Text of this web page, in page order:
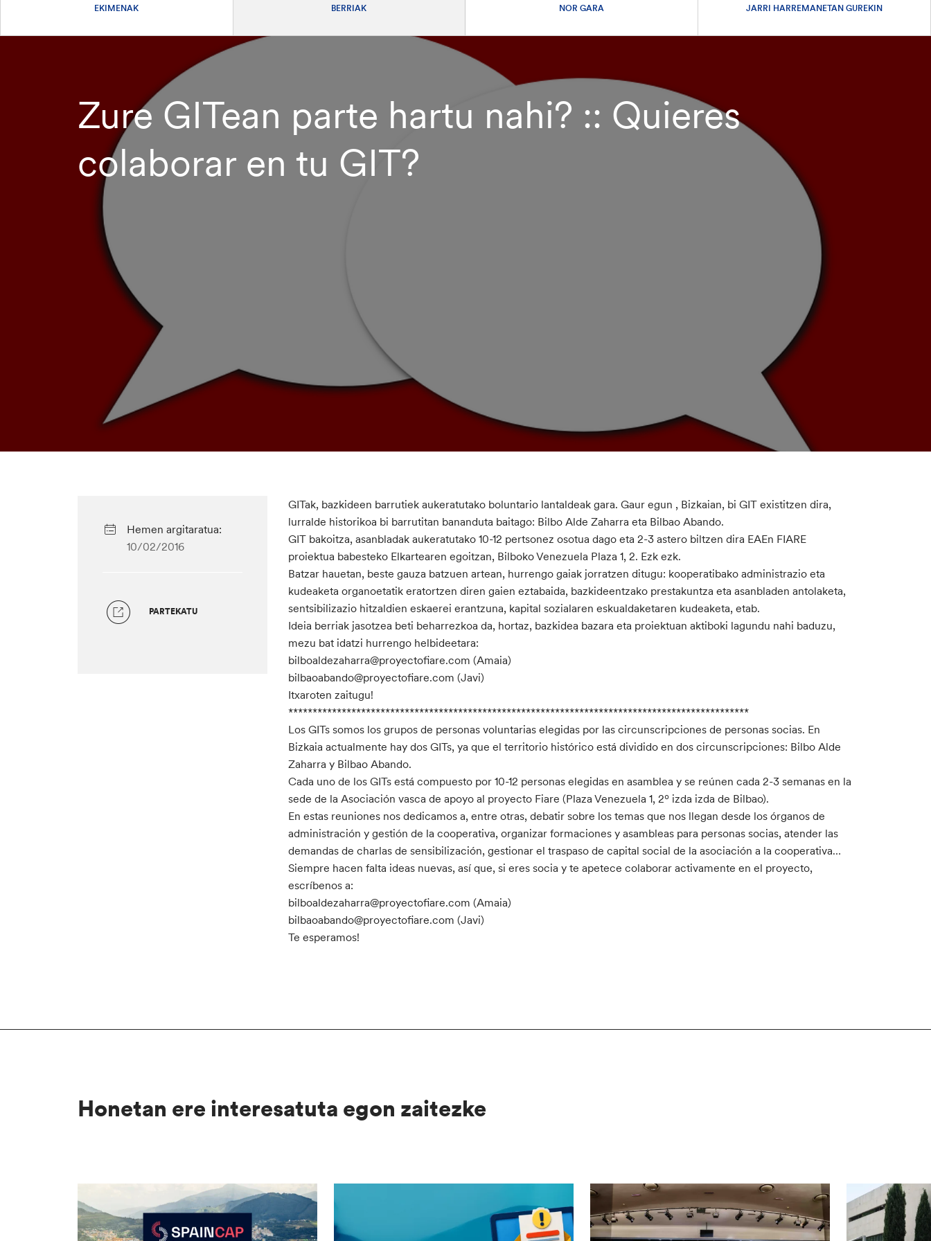
EKIMENAK BERRIAK NOR GARA JARRI HARREMANETAN GUREKIN
Zure GITean parte hartu nahi? :: Quieres
colaborar en tu GIT?
Hemen argitaratua:
10/02/2016
PARTEKATU
GITak, bazkideen barrutiek aukeratutako boluntario lantaldeak gara. Gaur egun , Bizkaian, bi GIT existitzen dira,
lurralde historikoa bi barrutitan bananduta baitago: Bilbo Alde Zaharra eta Bilbao Abando.
GIT bakoitza, asanbladak aukeratutako 10-12 pertsonez osotua dago eta 2-3 astero biltzen dira EAEn FIARE
proiektua babesteko Elkartearen egoitzan, Bilboko Venezuela Plaza 1, 2. Ezk ezk.
Batzar hauetan, beste gauza batzuen artean, hurrengo gaiak jorratzen ditugu: kooperatibako administrazio eta
kudeaketa organoetatik eratortzen diren gaien eztabaida, bazkideentzako prestakuntza eta asanbladen antolaketa,
sentsibilizazio hitzaldien eskaerei erantzuna, kapital sozialaren eskualdaketaren kudeaketa, etab.
Ideia berriak jasotzea beti beharrezkoa da, hortaz, bazkidea bazara eta proiektuan aktiboki lagundu nahi baduzu,
mezu bat idatzi hurrengo helbideetara:
bilboaldezaharra@proyectofiare.com (Amaia)
bilbaoabando@proyectofiare.com (Javi)
Itxaroten zaitugu!
***********************************************************************************************
Los GITs somos los grupos de personas voluntarias elegidas por las circunscripciones de personas socias. En
Bizkaia actualmente hay dos GITs, ya que el territorio histórico está dividido en dos circunscripciones: Bilbo Alde
Zaharra y Bilbao Abando.
Cada uno de los GITs está compuesto por 10-12 personas elegidas en asamblea y se reúnen cada 2-3 semanas en la
sede de la Asociación vasca de apoyo al proyecto Fiare (Plaza Venezuela 1, 2º izda izda de Bilbao).
En estas reuniones nos dedicamos a, entre otras, debatir sobre los temas que nos llegan desde los órganos de
administración y gestión de la cooperativa, organizar formaciones y asambleas para personas socias, atender las
demandas de charlas de sensibilización, gestionar el traspaso de capital social de la asociación a la cooperativa…
Siempre hacen falta ideas nuevas, así que, si eres socia y te apetece colaborar activamente en el proyecto,
escríbenos a:
bilboaldezaharra@proyectofiare.com (Amaia)
bilbaoabando@proyectofiare.com (Javi)
Te esperamos!
Honetan ere interesatuta egon zaitezke